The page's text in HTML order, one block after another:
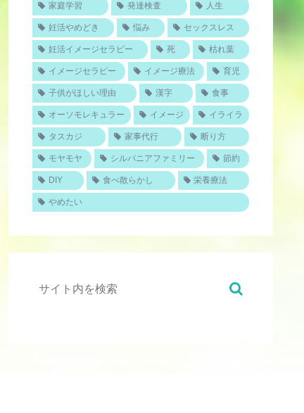
家庭学習 発達検査 人生
妊活やめどき 悩み セックスレス
妊活イメージセラピー 死 枯れ葉
イメージセラピー イメージ療法 育児
子供がほしい理由 漢字 食事
オーソモレキュラー イメージ イライラ
タスカジ 家事代行 断り方
モヤモヤ シルバニアファミリー 節約
DIY 食べ散らかし 栄養療法
やめたい